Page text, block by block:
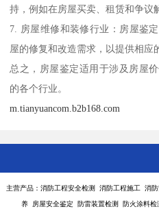
持，例如在房屋买卖、租赁和争议
7. 房屋维修和装修行业：房屋鉴
屋的修复和改造需求，以提供相应
总之，房屋鉴定适用于涉及房屋
的各个行业。
m.tianyuancom.b2b168.com
主营产品：消防工程安全检测 消防工程施工 消
养 房屋安全鉴定 防雷装置检测 防火涂料